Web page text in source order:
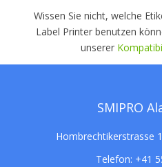
Wissen Sie nicht, welche
Label Printer benutzen
unserer
SMIPRO
Hombrechtikerstrasse
Telefon: +41